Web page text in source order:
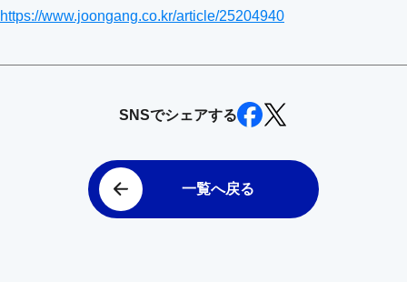
https://www.joongang.co.kr/article/25204940
SNSでシェアする
一覧へ戻る